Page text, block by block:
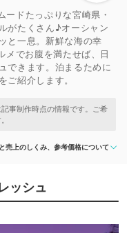
ドたっぷりな宮崎県・
がたくさん♪オーシャン
と一息。新鮮な海の幸
メでお腹を満たせば、日
できます。泊まるために
ご紹介します。
売上のしくみ、参考価格について
ッシュ